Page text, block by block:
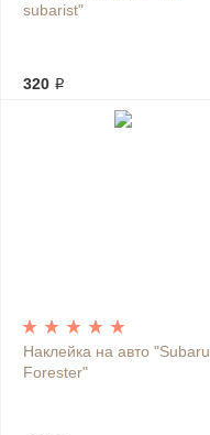
subarist"
320 ₽
Наклейка на авто "Subaru
Forester"